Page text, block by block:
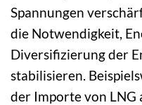
Spannungen
die Notwendigkeit,
Diversifizierung der
stabilisieren.
der Importe von LNG